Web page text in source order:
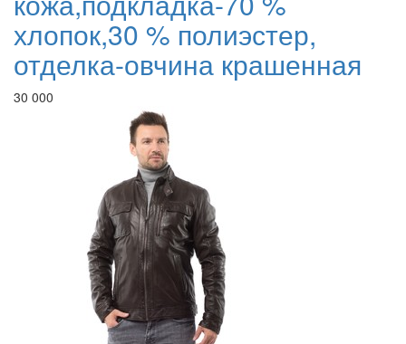
хлопок,30 % полиэстер,
отделка-овчина крашенная
30 000